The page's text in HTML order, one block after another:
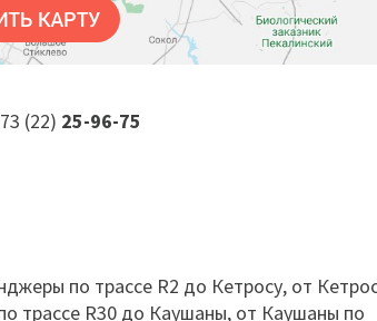
(22) 25-96-75
по трассе R2 до Кетросу, от
трассе R30 до Каушаны, от Каушаны по